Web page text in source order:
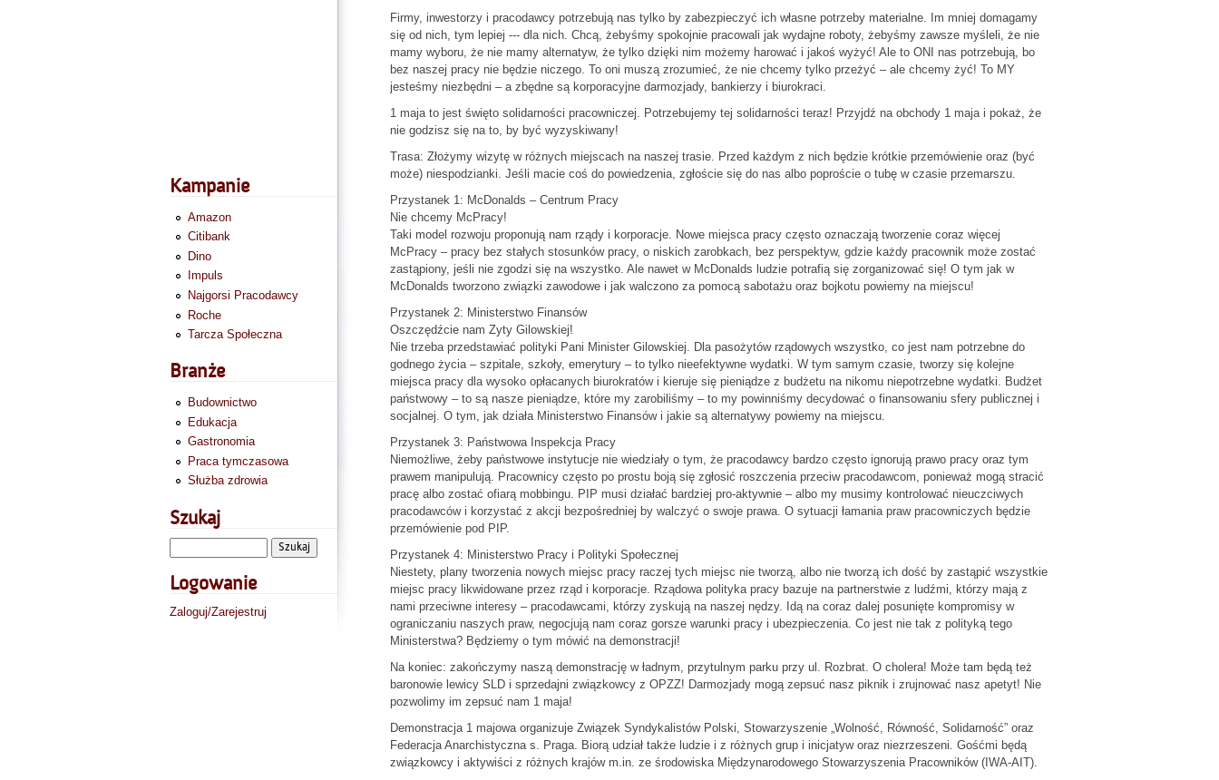
Firmy, inwestorzy i pracodawcy potrzebują nas tylko by zabezpieczyć ich własne potrzeby materialne. Im mniej domagamy
się od nich, tym lepiej --- dla nich. Chcą, żebyśmy spokojnie pracowali jak wydajne roboty, żebyśmy zawsze myśleli, że nie
mamy wyboru, że nie mamy alternatyw, że tylko dzięki nim możemy harować i jakoś wyżyć! Ale to ONI nas potrzebują, bo
bez naszej pracy nie będzie niczego. To oni muszą zrozumieć, że nie chcemy tylko przeżyć – ale chcemy żyć! To MY
jesteśmy niezbędni – a zbędne są korporacyjne darmozjady, bankierzy i biurokraci.
1 maja to jest święto solidarności pracowniczej. Potrzebujemy tej solidarności teraz! Przyjdź na obchody 1 maja i pokaż, że
nie godzisz się na to, by być wyzyskiwany!
Trasa: Złożymy wizytę w różnych miejscach na naszej trasie. Przed każdym z nich będzie krótkie przemówienie oraz (być
może) niespodzianki. Jeśli macie coś do powiedzenia, zgłoście się do nas albo poproście o tubę w czasie przemarszu.
Przystanek 1: McDonalds – Centrum Pracy
Nie chcemy McPracy!
Taki model rozwoju proponują nam rządy i korporacje. Nowe miejsca pracy często oznaczają tworzenie coraz więcej
McPracy – pracy bez stałych stosunków pracy, o niskich zarobkach, bez perspektyw, gdzie każdy pracownik może zostać
zastąpiony, jeśli nie zgodzi się na wszystko. Ale nawet w McDonalds ludzie potrafią się zorganizować się! O tym jak w
McDonalds tworzono związki zawodowe i jak walczono za pomocą sabotażu oraz bojkotu powiemy na miejscu!
Przystanek 2: Ministerstwo Finansów
Oszczędźcie nam Zyty Gilowskiej!
Nie trzeba przedstawiać polityki Pani Minister Gilowskiej. Dla pasożytów rządowych wszystko, co jest nam potrzebne do
godnego życia – szpitale, szkoły, emerytury – to tylko nieefektywne wydatki. W tym samym czasie, tworzy się kolejne
miejsca pracy dla wysoko opłacanych biurokratów i kieruje się pieniądze z budżetu na nikomu niepotrzebne wydatki. Budżet
państwowy – to są nasze pieniądze, które my zarobiliśmy – to my powinniśmy decydować o finansowaniu sfery publicznej i
socjalnej. O tym, jak działa Ministerstwo Finansów i jakie są alternatywy powiemy na miejscu.
Przystanek 3: Państwowa Inspekcja Pracy
Niemożliwe, żeby państwowe instytucje nie wiedziały o tym, że pracodawcy bardzo często ignorują prawo pracy oraz tym
prawem manipulują. Pracownicy często po prostu boją się zgłosić roszczenia przeciw pracodawcom, ponieważ mogą stracić
pracę albo zostać ofiarą mobbingu. PIP musi działać bardziej pro-aktywnie – albo my musimy kontrolować nieuczciwych
pracodawców i korzystać z akcji bezpośredniej by walczyć o swoje prawa. O sytuacji łamania praw pracowniczych będzie
przemówienie pod PIP.
Przystanek 4: Ministerstwo Pracy i Polityki Społecznej
Niestety, plany tworzenia nowych miejsc pracy raczej tych miejsc nie tworzą, albo nie tworzą ich dość by zastąpić wszystkie
miejsc pracy likwidowane przez rząd i korporacje. Rządowa polityka pracy bazuje na partnerstwie z ludźmi, którzy mają z
nami przeciwne interesy – pracodawcami, którzy zyskują na naszej nędzy. Idą na coraz dalej posunięte kompromisy w
ograniczaniu naszych praw, negocjują nam coraz gorsze warunki pracy i ubezpieczenia. Co jest nie tak z polityką tego
Ministerstwa? Będziemy o tym mówić na demonstracji!
Na koniec: zakończymy naszą demonstrację w ładnym, przytulnym parku przy ul. Rozbrat. O cholera! Może tam będą też
baronowie lewicy SLD i sprzedajni związkowcy z OPZZ! Darmozjady mogą zepsuć nasz piknik i zrujnować nasz apetyt! Nie
pozwolimy im zepsuć nam 1 maja!
Demonstracja 1 majowa organizuje Związek Syndykalistów Polski, Stowarzyszenie „Wolność, Równość, Solidarność” oraz
Federacja Anarchistyczna s. Praga. Biorą udział także ludzie i z różnych grup i inicjatyw oraz niezrzeszeni. Gośćmi będą
związkowcy i aktywiści z różnych krajów m.in. ze środowiska Międzynarodowego Stowarzyszenia Pracowników (IWA-AIT).
Kampanie
Amazon
Citibank
Dino
Impuls
Najgorsi Pracodawcy
Roche
Tarcza Społeczna
Branże
Budownictwo
Edukacja
Gastronomia
Praca tymczasowa
Służba zdrowia
Szukaj
Logowanie
Zaloguj/Zarejestruj